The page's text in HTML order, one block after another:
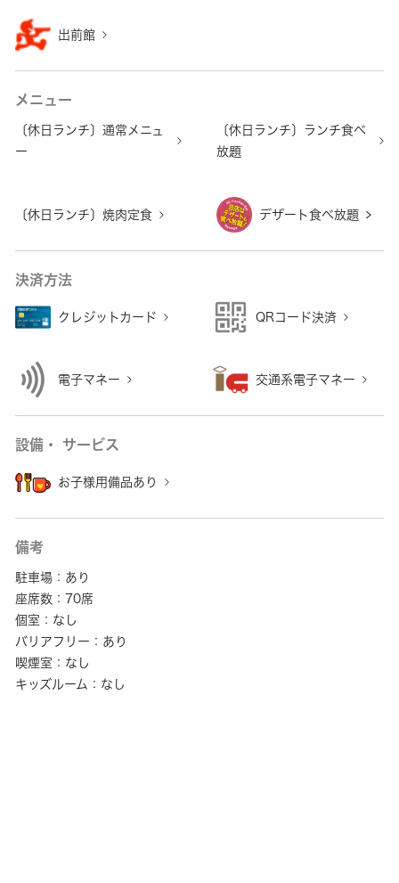
出前館
メニュー
〔休日ランチ〕通常メニュ
ー
〔休日ランチ〕ランチ食べ
放題
〔休日ランチ〕焼肉定食 デザート食べ放題
決済方法
クレジットカード QRコード決済
電子マネー 交通系電子マネー
設備・ サービス
お子様用備品あり
備考
駐車場：あり
座席数：70席
個室：なし
バリアフリー：あり
喫煙室：なし
キッズルーム：なし